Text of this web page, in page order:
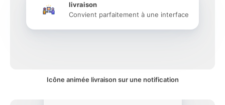
livraison
Convient parfaitement à une interface
Icône animée livraison sur une notification